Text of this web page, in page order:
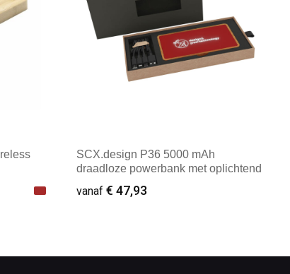
SCX.design P36 5000 mAh
draadloze powerbank met oplichtend
vanaf € 47,93